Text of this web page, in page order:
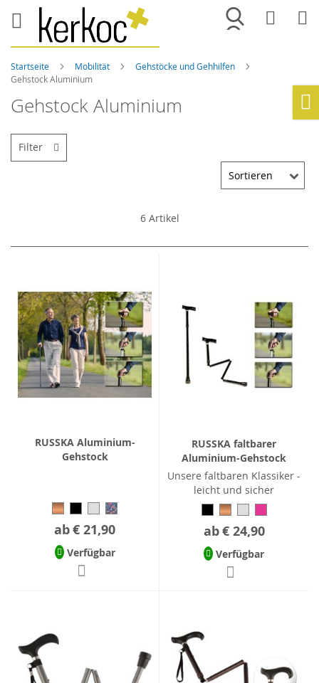
Merkliste
Startseite Mobilität
Gehstöcke und Gehhilfen
Gehstock Aluminium
Gehstock Aluminium
6Artikel
RUSSKA Aluminium-
Gehstock
ab€ 21,90
Verfügbar
RUSSKA faltbarer
Aluminium-Gehstock
Unsere faltbaren Klassiker -
leicht und sicher
ab€ 24,90
Verfügbar
Filter